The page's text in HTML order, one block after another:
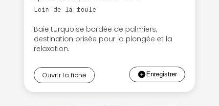
Loin de la foule
Baie turquoise bordée de palmiers,
destination prisée pour la plongée et la
relaxation.
Ouvrir la fiche